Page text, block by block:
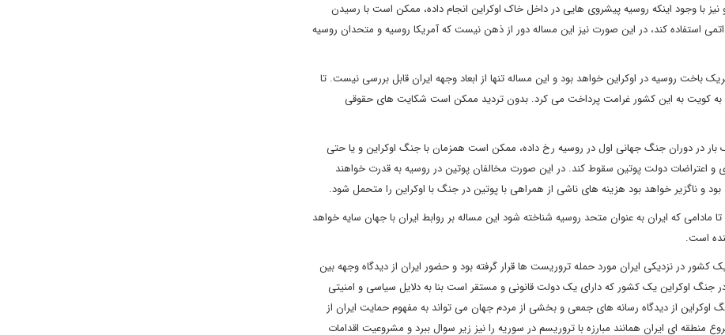
نیز با وجود اینکه روسیه پیشروی هایی در داخل خاک اوکراین انجام داده، ممکن است با رسیدن
استفاده کند، در این صورت نیز این مساله دور از ذهن نیست که آمریکا روسیه و متحدان روسیه
باخت روسیه در اوکراین خواهد بود و این مساله تنها از ابعاد وجهه ایران قابل بررسی نیست. تا
به کویت به این کشور غرامت پرداخت می کرد. بدون تردید ممکن است شکایت های حقوقی
بار در دوران جنگ جهانی اول در روسیه رخ داده، ممکن است همزمان با جنگ اوکراین و یا حتی
و اعتراضات دولت پوتین سقوط کند. در این صورت مخالفان پوتین در روسیه به قدرت خواهند
و ناگزیر خواهد بود هزینه های ناشی از همراهی با پوتین در جنگ با اوکراین را متحمل شود.
که ایران به عنوان متحد روسیه شناخته شود این مساله بر روابط ایران با جهان سایه خواهد
است.
در نزدیکی ایران مورد حمله تروریست ها قرار گرفته بود و حضور ایران از دیدگاه وجهه بین
در جنگ اوکراین یک کشور که دارای یک دولت قانونی و مستقر است بنا به دلایل سیاسی و امنیتی
از دیدگاه رسانه های جمعی و بخشی از مردم جهان می تواند به مفهوم حمایت ایران از
ای ایران همانند مبارزه با تروریسم در سوریه را نیز زیر سوال ببرد و مشروعیت اقدامات